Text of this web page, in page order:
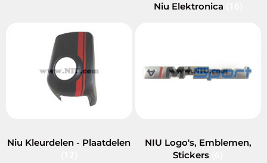
Niu Elektronica
Niu Kleurdelen - Plaatdelen
NIU Logo's, Emblemen,
Stickers